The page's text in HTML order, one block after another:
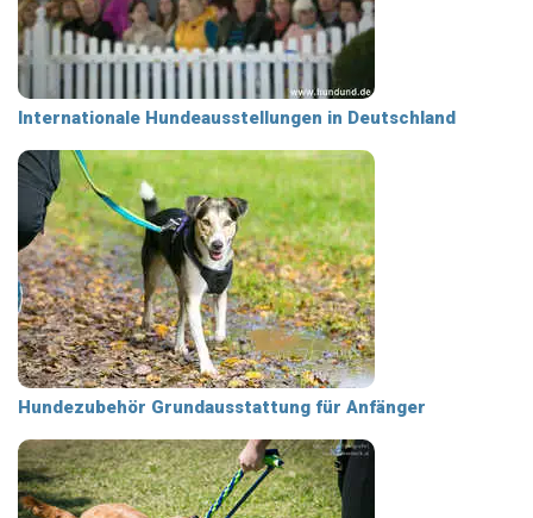
Internationale Hundeausstellungen in Deutschland
Hundezubehör Grundausstattung für Anfänger